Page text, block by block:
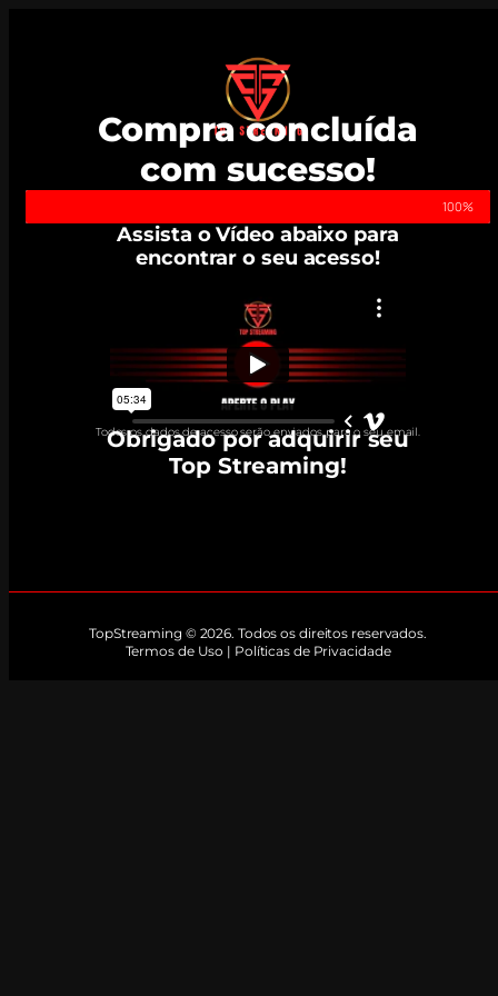
Compra concluída
com sucesso!
100%
Assista o Vídeo abaixo para
encontrar o seu acesso!
Todos os dados de acesso serão enviados para o seu email.
Obrigado por adquirir seu
Top Streaming!
TopStreaming © 2026. Todos os direitos reservados.
Termos de Uso | Políticas de Privacidade